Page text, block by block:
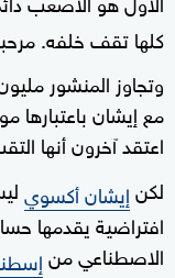
كلها تقف خلفه.
وتجاوز المنشور
مع إيشان باعتبارها
اعتقد آخرون أنها
لكنإيشان أكسوي
افتراضية يقدمها
الاصطناعي من